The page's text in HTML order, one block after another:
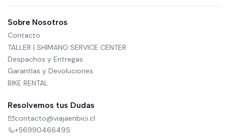
Sobre Nosotros
Contacto
TALLER | SHIMANO SERVICE CENTER
Despachos y Entregas
Garantías y Devoluciones
BIKE RENTAL
Resolvemos tus Dudas
contacto@viajaenbici.cl
+56990466495